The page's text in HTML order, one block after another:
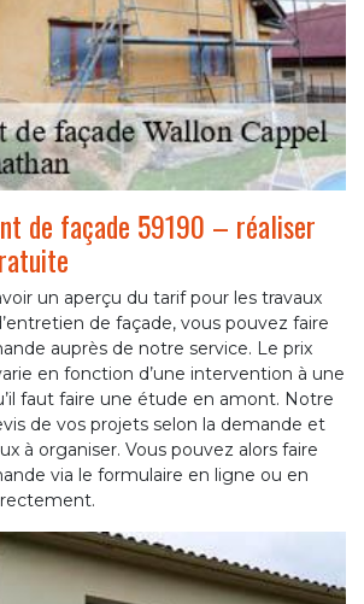
de façade 59190 – réaliser
un aperçu du tarif pour les travaux
de façade, vous pouvez faire
auprès de notre service. Le prix
en fonction d’une intervention à une
faut faire une étude en amont. Notre
de vos projets selon la demande et
à organiser. Vous pouvez alors faire
via le formulaire en ligne ou en